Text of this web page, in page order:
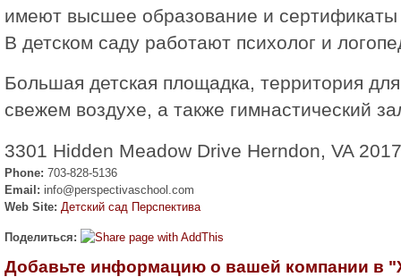
имеют высшее образование и сертификаты
В детском саду работают психолог и
Большая детская площадка, территория
свежем воздухе, а также гимнастический
3301 Hidden Meadow Drive Herndon, VA
Phone: 703-828-5136
Email: info@perspectivaschool.com
Web Site: Детский сад Перспектива
Поделиться:
Добавьте информацию о вашей компании в